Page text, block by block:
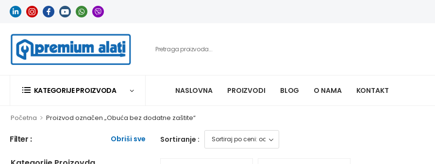
KATEGORIJE PROIZVODA NASLOVNA PROIZVODI BLOG O NAMA KONTAKT
Početna > Proizvod označen „Obuća bez dodatne zaštite“
Filter : Obriši sve Sortiranje :